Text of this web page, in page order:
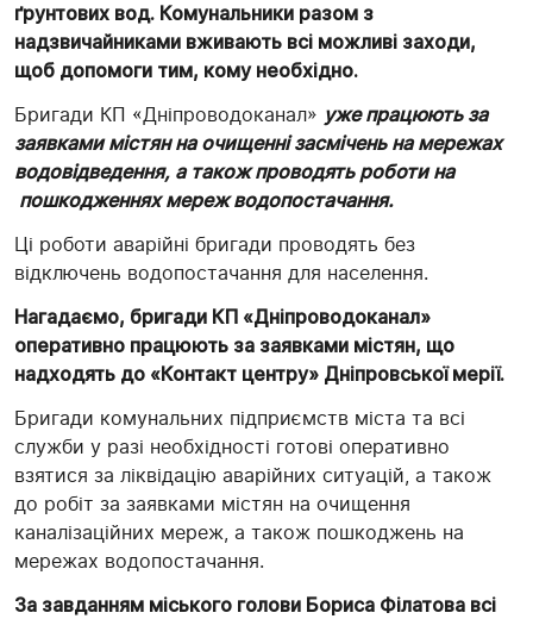
ґрунтових вод. Комунальники разом з
надзвичайниками вживають всі можливі заходи,
щоб допомоги тим, кому необхідно.
Бригади КП «Дніпроводоканал» уже працюють за
заявками містян на очищенні засмічень на мережах
водовідведення, а також проводять роботи на
пошкодженнях мереж водопостачання.
Ці роботи аварійні бригади проводять без
відключень водопостачання для населення.
Нагадаємо, бригади КП «Дніпроводоканал»
оперативно працюють за заявками містян, що
надходять до «Контакт центру» Дніпровської мерії.
Бригади комунальних підприємств міста та всі
служби у разі необхідності готові оперативно
взятися за ліквідацію аварійних ситуацій, а також
до робіт за заявками містян на очищення
каналізаційних мереж, а також пошкоджень на
мережах водопостачання.
За завданням міського голови Бориса Філатова всі